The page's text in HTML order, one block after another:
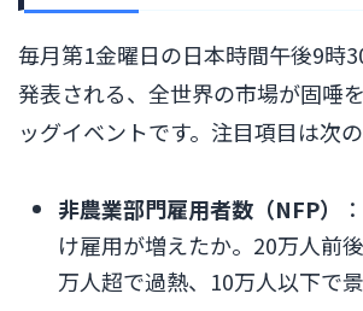
毎月第1金曜日の日本時間午後9時
発表される、全世界の市場が固唾
ッグイベントです。注目項目は次の
非農業部門雇用者数（NFP）
け雇用が増えたか。20万人前
万人超で過熱、10万人以下で景